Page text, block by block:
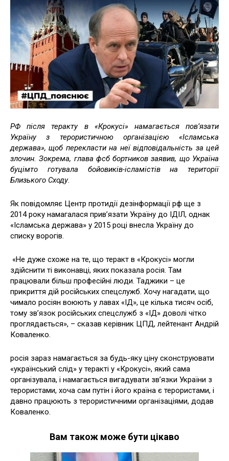
РФ після теракту в «Крокусі» намагається пов’язати
Україну з терористичною організацією «Ісламська
держава», щоб перекласти на неї відповідальність за цей
злочин. Зокрема, глава фсб бортников заявив, що Україна
буцімто готувала бойовиків-ісламістів на території
Близького Сходу.
Як повідомляє Центр протидії дезінформації рф ще з
2014 року намагалася прив’язати Україну до ІДІЛ, однак
«Ісламська держава» у 2015 році внесла Україну до
списку ворогів.
«Не дуже схоже на те, що теракт в «Крокусі» могли
здійснити ті виконавці, яких показала росія. Там
працювали більш професійні люди. Таджики – це
прикриття дій російських спецслужб. Хочу нагадати, що
чимало росіян воюють у лавах «ІД», це кілька тисяч осіб,
тому зв’язок російських спецслужб з «ІД» доволі чітко
проглядається», – сказав керівник ЦПД, лейтенант Андрій
Коваленко.
росія зараз намагається за будь-яку ціну сконструювати
«український слід» у теракті у «Крокусі», який сама
організувала, і намагається вигадувати зв’язки України з
терористами, хоча сам путін і його країна є терористами, і
давно працюють з терористичними організаціями, додав
Коваленко.
Вам також може бути цікаво